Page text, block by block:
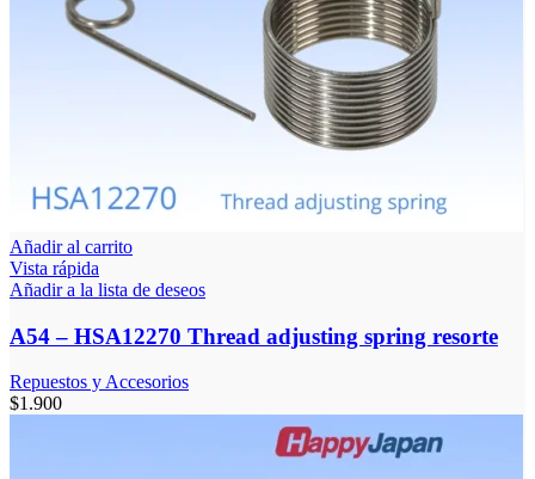
Añadir al carrito
Vista rápida
Añadir a la lista de deseos
A54 – HSA12270 Thread adjusting spring resorte
Repuestos y Accesorios
$1.900